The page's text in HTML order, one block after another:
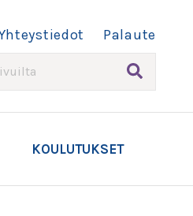
Palaute
KOULUTUKSET